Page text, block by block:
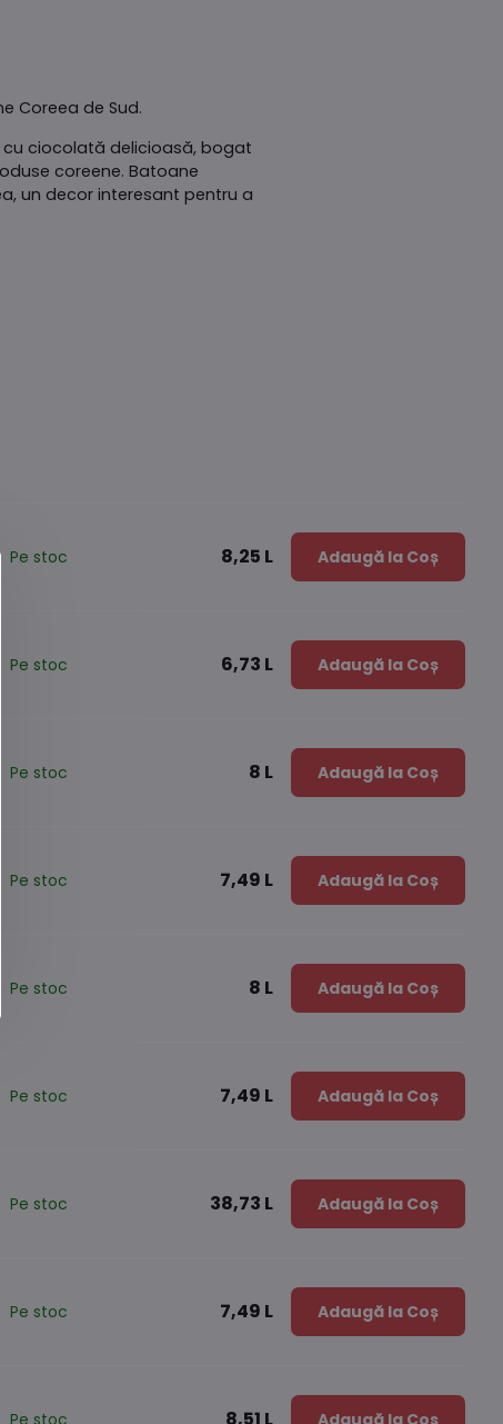
Coreea de Sud.
cu ciocolată delicioasă, bogat
coreene. Batoane
un decor interesant pentru a
Pe stoc 8,25 L Adaugă la Coș
Pe stoc 6,73 L Adaugă la Coș
Pe stoc 8 L Adaugă la Coș
Pe stoc 7,49 L Adaugă la Coș
Pe stoc 8 L Adaugă la Coș
Pe stoc 7,49 L Adaugă la Coș
Pe stoc 38,73 L Adaugă la Coș
Pe stoc 7,49 L Adaugă la Coș
Pe stoc 8,51 L Adaugă la Coș